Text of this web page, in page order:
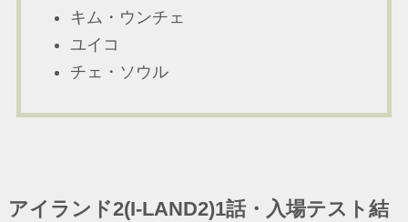
キム・ウンチェ
ユイコ
チェ・ソウル
アイランド2(I-LAND2)1話・入場テスト結